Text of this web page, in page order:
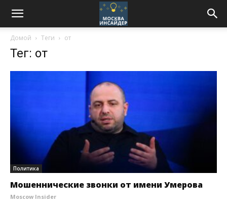
Домой Теги от
Тег: от
Политика
Мошеннические звонки от имени Умерова
Moscow Insider